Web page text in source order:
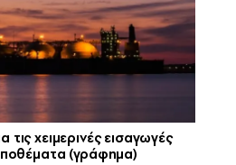
τις χειμερινές εισαγωγές
(γράφημα)